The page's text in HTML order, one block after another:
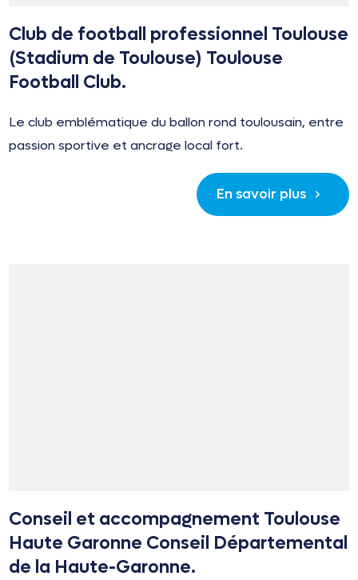
Club de football professionnel Toulouse
(Stadium de Toulouse) Toulouse
Football Club.
Le club emblématique du ballon rond toulousain, entre
passion sportive et ancrage local fort.
En savoir plus
Conseil et accompagnement Toulouse
Haute Garonne Conseil Départemental
de la Haute-Garonne.